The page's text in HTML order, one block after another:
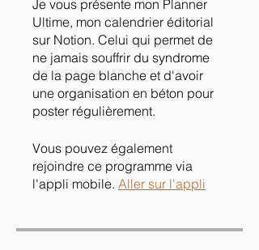
Je vous présente mon Planner
Ultime, mon calendrier éditorial
sur Notion. Celui qui permet de
ne jamais souffrir du syndrome
de la page blanche et d'avoir
une organisation en béton pour
poster régulièrement.
Vous pouvez également
rejoindre ce programme via
l'appli mobile. Aller sur l'appli